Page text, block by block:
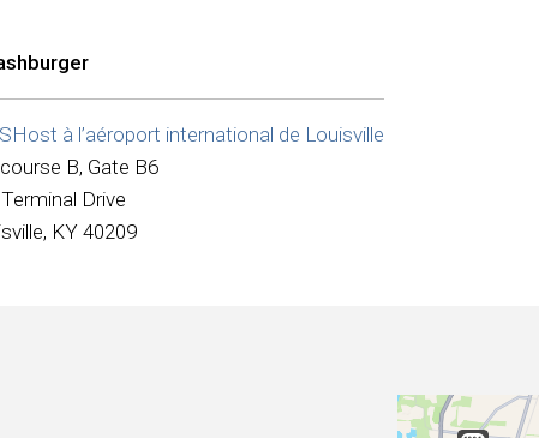
à l’aéroport international de Louisville
B, Gate B6
Drive
KY 40209